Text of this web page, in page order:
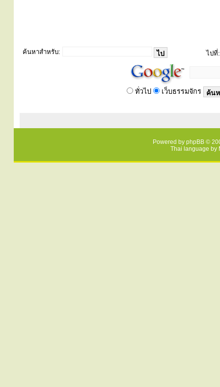
ค้นหาสำหรับ: ไปที่:
ทั่วไป เว็บธรรมจักร
Powered by phpBB ©
Thai language by